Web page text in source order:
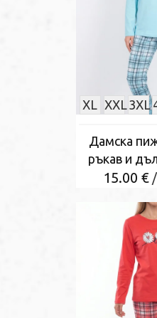
XL XXL3XL
Дамска
ръкав и
15.00 €/